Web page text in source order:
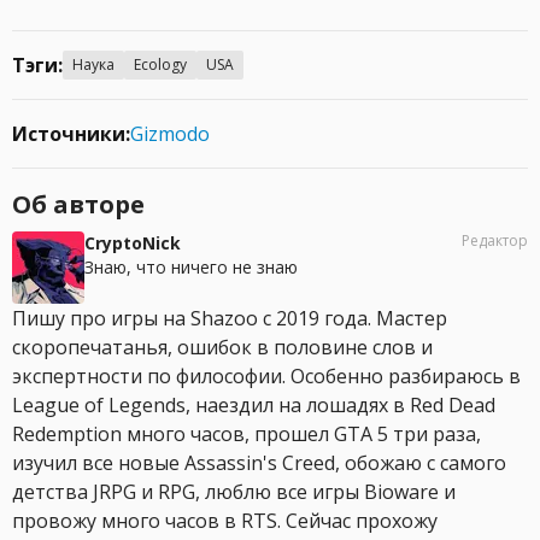
Тэги: Наука Ecology USA
Источники:Gizmodo
Об авторе
CryptoNick
Знаю, что ничего не знаю
Редактор
Пишу про игры на Shazoo с 2019 года. Мастер
скоропечатанья, ошибок в половине слов и
экспертности по философии. Особенно разбираюсь в
League of Legends, наездил на лошадях в Red Dead
Redemption много часов, прошел GTA 5 три раза,
изучил все новые Assassin's Creed, обожаю с самого
детства JRPG и RPG, люблю все игры Bioware и
провожу много часов в RTS. Сейчас прохожу